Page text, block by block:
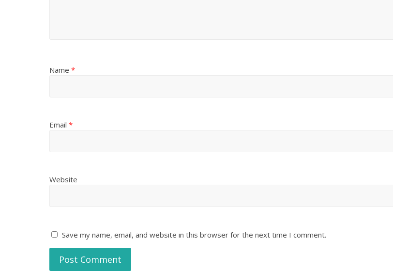
Name *
Email *
Website
Save my name, email, and website in this browser for the next time I comment.